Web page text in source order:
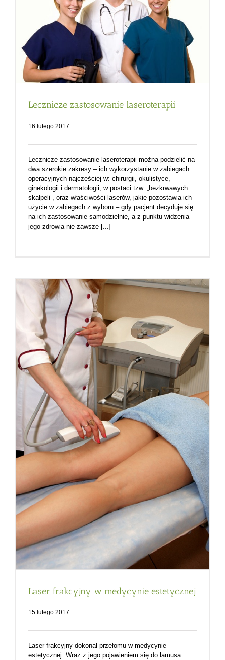
Lecznicze zastosowanie laseroterapii
16 lutego 2017
Lecznicze zastosowanie laseroterapii można podzielić na
dwa szerokie zakresy – ich wykorzystanie w zabiegach
operacyjnych najczęściej w: chirurgii, okulistyce,
ginekologii i dermatologii, w postaci tzw. „bezkrwawych
skalpeli”, oraz właściwości laserów, jakie pozostawia ich
użycie w zabiegach z wyboru – gdy pacjent decyduje się
na ich zastosowanie samodzielnie, a z punktu widzenia
jego zdrowia nie zawsze [...]
Laser frakcyjny w medycynie estetycznej
15 lutego 2017
Laser frakcyjny dokonał przełomu w medycynie
estetycznej. Wraz z jego pojawieniem się do lamusa